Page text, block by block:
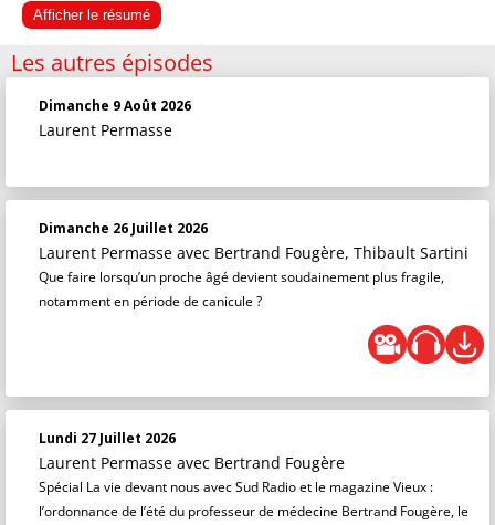
Afficher le résumé
Les autres épisodes
Dimanche 9 Août 2026
Laurent Permasse
Dimanche 26 Juillet 2026
Laurent Permasse avec Bertrand Fougère, Thibault Sartini
Que faire lorsqu’un proche âgé devient soudainement plus fragile,
notamment en période de canicule ?
Lundi 27 Juillet 2026
Laurent Permasse avec Bertrand Fougère
Spécial La vie devant nous avec Sud Radio et le magazine Vieux :
l’ordonnance de l’été du professeur de médecine Bertrand Fougère, le